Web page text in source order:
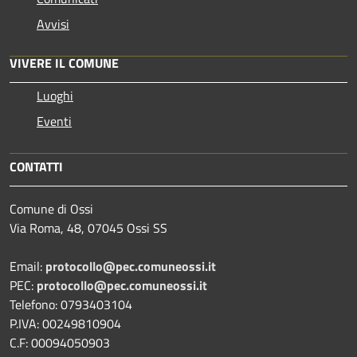
Avvisi
VIVERE IL COMUNE
Luoghi
Eventi
CONTATTI
Comune di Ossi
Via Roma, 48, 07045 Ossi SS
Email: protocollo@pec.comuneossi.it
PEC: protocollo@pec.comuneossi.it
Telefono: 0793403104
P.IVA: 00249810904
C.F: 00094050903